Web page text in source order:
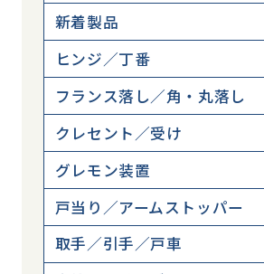
新着製品
ヒンジ／丁番
フランス落し／角・丸落し
クレセント／受け
グレモン装置
戸当り／アームストッパー
取手／引手／戸車